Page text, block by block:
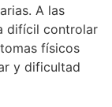
A las
difícil controlar
físicos
y dificultad